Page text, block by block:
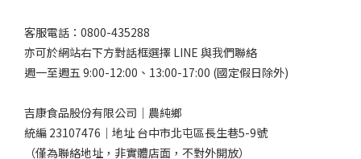
鹽巴調味即可。術後初期喝，請務必將湯汁的油脂撈掉，並過濾掉
細小的魚肉渣唷！這樣能確保湯頭清澈，減少腸胃道負擔。鱸魚湯
可以加薑加酒嗎？很多人在煮湯時都會冒出同樣的疑惑「薑可以加
薑？」這類問題，其實是許多人共同的好奇點，關於「薑」少量加
入即可，可用於去腥、提味，若腸胃較敏感者，建議以少量為主。
「米酒」則是不建議添加，主要考量為病後之補養需維持清淡飲
客服電話：0800-435288
亦可於網站右下方對話框選擇 LINE 與我們聯絡
週一至週五 9:00-12:00、13:00-17:00 (國定假日除外)
吉康食品股份有限公司｜農純鄉
統編 23107476｜地址 台中市北屯區長生巷5-9號
（僅為聯絡地址，非實體店面，不對外開放）